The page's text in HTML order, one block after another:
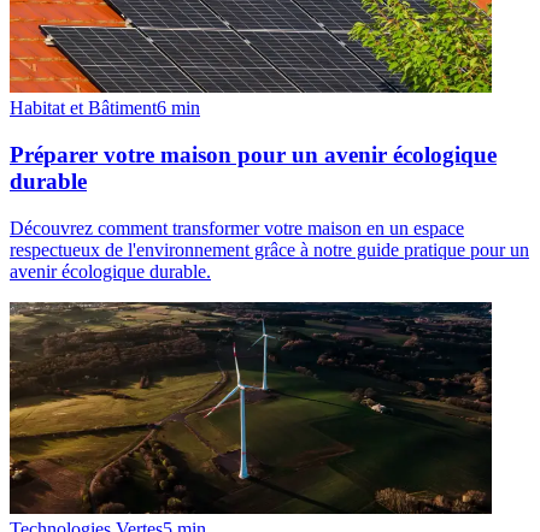
Habitat et Bâtiment6 min
Préparer votre maison pour un avenir écologique
durable
Découvrez comment transformer votre maison en un espace
respectueux de l'environnement grâce à notre guide pratique pour un
avenir écologique durable.